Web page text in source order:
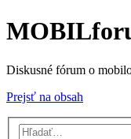
Diskusné fórum o
Prejsť na obsah